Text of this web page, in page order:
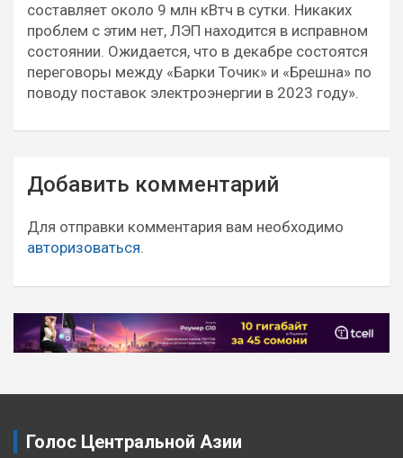
составляет около 9 млн кВтч в сутки. Никаких
проблем с этим нет, ЛЭП находится в исправном
состоянии. Ожидается, что в декабре состоятся
переговоры между «Барки Точик» и «Брешна» по
поводу поставок электроэнергии в 2023 году».
Навигация
по
записям
Добавить комментарий
Для отправки комментария вам необходимо
авторизоваться.
Голос Центральной Азии